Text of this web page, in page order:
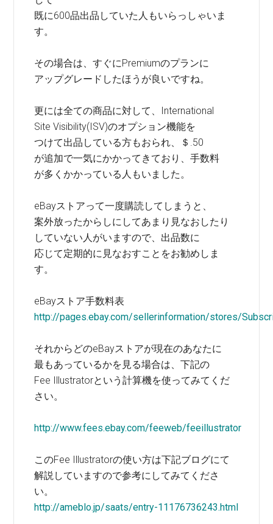
既に600品出品していた人もいらっしゃいま
す。
その場合は、すぐにPremiumのプランに
アップグレードしたほうが良いですね。
更には全ての商品に対して、International
Site Visibility(ISV)のオプション機能を
つけて出品している方もおられ、＄.50
が追加で一気にかかってきており、手数料
が多くかかっている人もいました。
eBayストアって一度購読してしまうと、
案外放ったからしにしてあまり見なおしたり
していない人がいますので、出品数に
応じて定期的に見なおすことをお勧めしま
す。
eBayストア手数料表
http://pages.ebay.com/sellerinformation/stores/
それからどのeBayストアが現在のあなたに
最もあっているかを見る場合は、下記の
Fee Illustratorという計算機を使ってみてくだ
さい。
http://www.fees.ebay.com/feeweb/feeillustrator
このFee Illustratorの使い方は下記ブログにて
解説していますので参考にしてみてくださ
い。
http://ameblo.jp/saats/entry-11176736243.html